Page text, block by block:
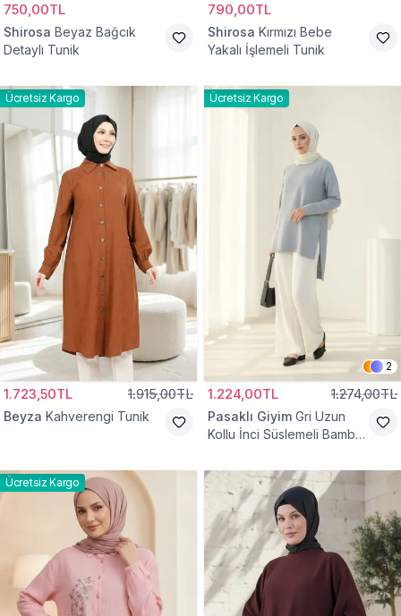
750,00TL
Shirosa Beyaz Bağcık
Detaylı Tunik
790,00TL
Shirosa Kırmızı Bebe
Yakalı İşlemeli Tunik
Ücretsiz Kargo
1.723,50TL 1.915,00TL
Beyza Kahverengi Tunik
Ücretsiz Kargo
2
1.224,00TL 1.274,00TL
Pasaklı Giyim Gri Uzun
Kollu İnci Süslemeli Bambu
Ücretsiz Kargo